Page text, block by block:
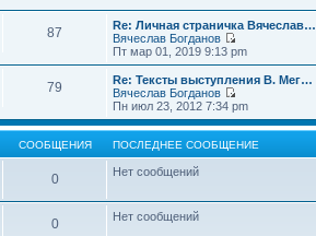
б
щ
н
и
ю
д
н
е
м
о
о
б
щ
е
н
ю
87
Re: Личная страничка Вячеслав…
Вячеслав Богданов
П
е
р
е
й
т
и
к
е
Пт мар 01, 2019 9:13 pm
79
Re: Тексты выступления В. Мег…
Вячеслав Богданов
П
е
р
е
й
Пн июл 23, 2012 7:34 pm
СООБЩЕНИЯ ПОСЛЕДНЕЕ СООБЩЕНИЕ
0 Нет сообщений
0 Нет сообщений